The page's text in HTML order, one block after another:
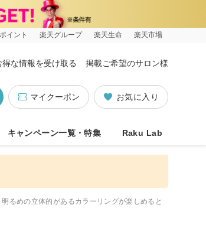
イント 楽天グループ 楽天生命 楽天市場
得な情報を受け取る 掲載ご希望のサロン様
お気に入り
マイクーポン
キャンペーン一覧・特集 Raku Lab
るめの立体的があるカラーリングが楽しめると